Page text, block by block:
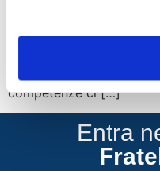
con riforma
competenze in materia
è che la scelta della
competenze ci […]
Entra